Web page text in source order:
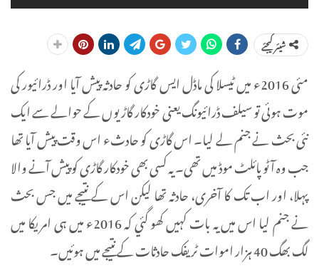
شیئر کیجئے
مئی 2016ء میں ٹیسلا کی ماڈل ایس گاڑی کو حادثہ پیش آیا اور ڈرائیور کی
موت ہوئی تو سیلف ڈرائیونگ یعنی خودکار گاڑیوں کے حوالے سے ایک
نئی بحث نے جنم لے لیا۔ اس گاڑی کو حادثء اس وقت پیش آیا تھا
جب وہ آٹو پائلٹ موڈ میں تھی۔ یہ کسی بھی خودکار گاڑی کو پیش آنے والا
پہلا، اور اب تک کا آخری، حادثہ تھا لیکن اس کے نتیجے میں جس بحث
نے جنم لیا اس میں یہ بات کہیں کھو گئي کہ 2016ء میں ہی امریکا میں
لگ بھگ 40 ہزار اموات ٹریفک حادثات کے نتیجے میں ہوئیں۔